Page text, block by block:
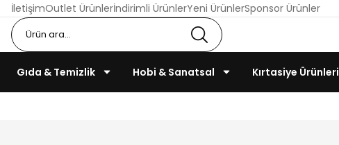
İletişimOutlet Ürünlerİndirimli ÜrünlerYeni ÜrünlerSponsor Ürünler
Gıda & Temizlik Hobi & Sanatsal Kırtasiye Ürünleri